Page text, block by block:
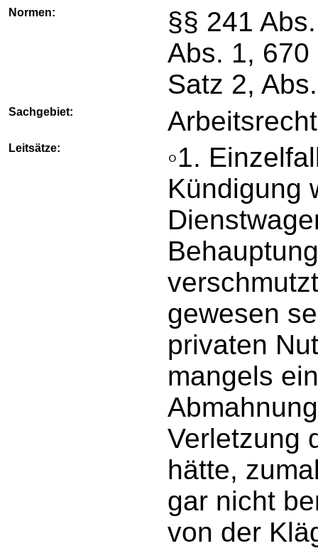
Normen:
§§ 241
Abs. 1, 670
Satz 2,
Sachgebiet: Arbeitsrecht
Leitsätze:
◦1.
Kündigung
gewesen
privaten
mangels
Verletzung
hätte,
gar nicht
von der